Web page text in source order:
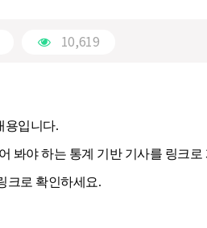
10,619
용입니다.
봐야 하는 통계 기반 기사를 링크로
크로 확인하세요.